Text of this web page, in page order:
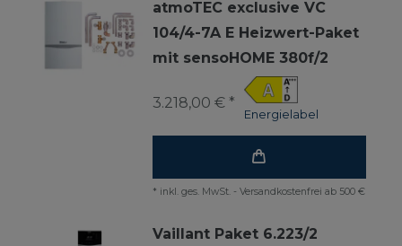
atmoTEC exclusive VC
104/4-7A E Heizwert-Paket
mit sensoHOME 380f/2
Energielabel
3.218,00 € *
* inkl. ges. MwSt. - Versandkostenfrei ab 500 €
Vaillant Paket 6.223/2